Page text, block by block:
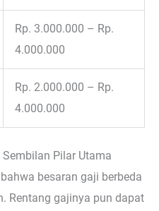
Rp. 3.000.000 – Rp.
4.000.000
Rp. 2.000.000 – Rp.
4.000.000
Pilar Utama
besaran gaji berbeda
Rentang gajinya pun dapat